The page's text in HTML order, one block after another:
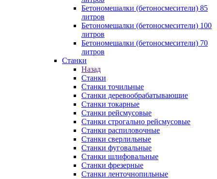
Бетономешалки (бетоносмесители) 85
литров
Бетономешалки (бетоносмесители) 100
литров
Бетономешалки (бетоносмесители) 70
литров
Станки
Назад
Станки
Станки точильные
Станки деревообрабатывающие
Станки токарные
Станки рейсмусовые
Станки строгально рейсмусовые
Станки распиловочные
Станки сверлильные
Станки фуговальные
Станки шлифовальные
Станки фрезерные
Станки ленточнопильные